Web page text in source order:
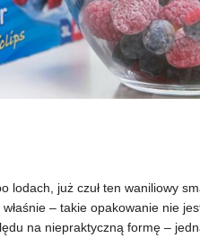
lodach, już czuł ten waniliowy
– takie opakowanie nie
na niepraktyczną formę –